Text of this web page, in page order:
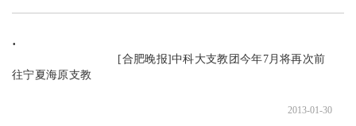
往宁夏海原支教
2013-01-30